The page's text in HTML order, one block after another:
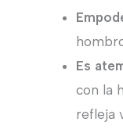
Es
con la
refleja